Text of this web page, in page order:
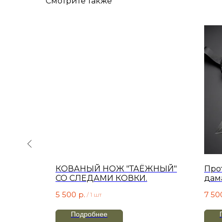
КОВАНЫЙ НОЖ "ТАЁЖНЫЙ"
СО СЛЕДАМИ КОВКИ.​
5 500 р. / 1 шт
Подробнее
7